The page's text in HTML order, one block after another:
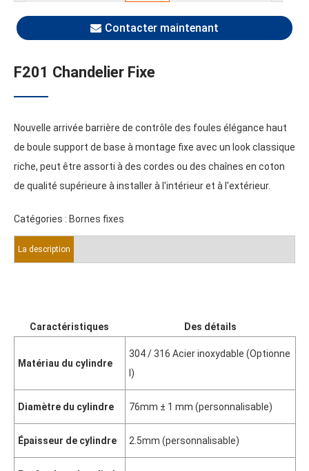
Contacter maintenant
F201 Chandelier Fixe
Nouvelle arrivée barrière de contrôle des foules élégance haut
de boule support de base à montage fixe avec un look classique
riche, peut être assorti à des cordes ou des chaînes en coton
de qualité supérieure à installer à l'intérieur et à l'extérieur.
Catégories : Bornes fixes
La description
Caractéristiques Des détails
Matériau du cylindre
304 / 316 Acier inoxydable (Optionne
l)
Diamètre du cylindre 76mm ± 1 mm (personnalisable)
Épaisseur de cylindre 2.5mm (personnalisable)